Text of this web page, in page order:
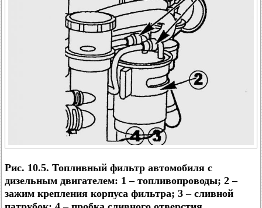
Рис. 10.5. Топливный фильтр автомобиля с
дизельным двигателем: 1 – топливопроводы; 2 –
зажим крепления корпуса фильтра; 3 – сливной